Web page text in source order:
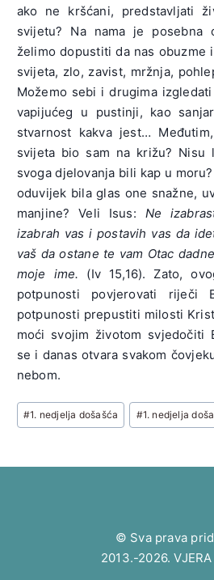
ako ne kršćani, predstavljati
svijetu? Na nama je posebna
želimo dopustiti da nas obuzme
svijeta, zlo, zavist, mržnja,
Možemo sebi i drugima
vapijućeg u pustinji, kao
stvarnost kakva jest…
svijeta bio sam na križu? Nisu
svoga djelovanja bili kap u
oduvijek bila glas one snažne,
manjine? Veli Isus: Ne
izabrah vas i postavih vas da
vaš da ostane te vam Otac
moje ime. (Iv 15,16). Zato,
potpunosti povjerovati riječi
potpunosti prepustiti milosti
moći svojim životom svjedočiti
se i danas otvara svakom
nebom.
Post
Tags:
#1. nedjelja došašća #1. nedjelja
© Sva prava
2013.-2026.